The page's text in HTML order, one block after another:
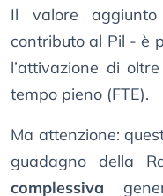
Il valore
contributo al Pil - è
l’attivazione di
tempo pieno (FTE).
Ma attenzione:
guadagno della
complessiva